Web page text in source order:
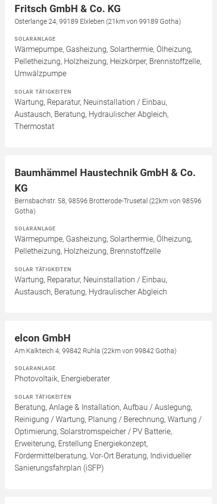
Fritsch GmbH & Co. KG
Osterlange 24, 99189 Elxleben (21km von 99189 Gotha)
SOLARANLAGE
Wärmepumpe, Gasheizung, Solarthermie, Ölheizung,
Pelletheizung, Holzheizung, Heizkörper, Brennstoffzelle,
Umwälzpumpe
SOLAR TÄTIGKEITEN
Wartung, Reparatur, Neuinstallation / Einbau,
Austausch, Beratung, Hydraulischer Abgleich,
Thermostat
Baumhämmel Haustechnik GmbH & Co.
KG
Bernsbachstr. 58, 98596 Brotterode-Trusetal (22km von 98596
Gotha)
SOLARANLAGE
Wärmepumpe, Gasheizung, Solarthermie, Ölheizung,
Pelletheizung, Holzheizung, Brennstoffzelle
SOLAR TÄTIGKEITEN
Wartung, Reparatur, Neuinstallation / Einbau,
Austausch, Beratung, Hydraulischer Abgleich
elcon GmbH
Am Kalkteich 4, 99842 Ruhla (22km von 99842 Gotha)
SOLARANLAGE
Photovoltaik, Energieberater
SOLAR TÄTIGKEITEN
Beratung, Anlage & Installation, Aufbau / Auslegung,
Reinigung / Wartung, Planung / Berechnung, Wartung /
Optimierung, Solarstromspeicher / PV Batterie,
Erweiterung, Erstellung Energiekonzept,
Fördermittelberatung, Vor-Ort Beratung, Individueller
Sanierungsfahrplan (iSFP)